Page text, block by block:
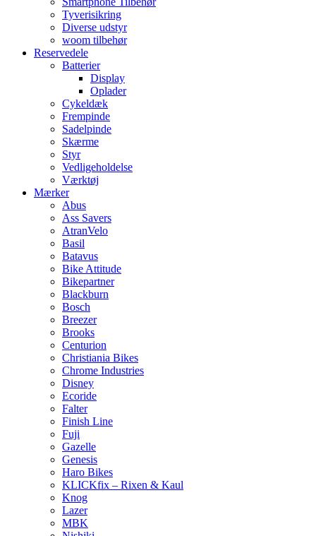
Tyverisikring
Diverse udstyr
woom tilbehør
Reservedele
Batterier
Display
Oplader
Cykeldæk
Frempinde
Sadelpinde
Skærme
Styr
Vedligeholdelse
Værktøj
Mærker
Abus
Ass Savers
AtranVelo
Basil
Batavus
Bike Attitude
Bikepartner
Blackburn
Bosch
Breezer
Brooks
Centurion
Christiania Bikes
Chrome Industries
Disney
Ecoride
Falter
Finish Line
Fuji
Gazelle
Genesis
Haro Bikes
KLICKfix – Rixen & Kaul
Knog
Lazer
MBK